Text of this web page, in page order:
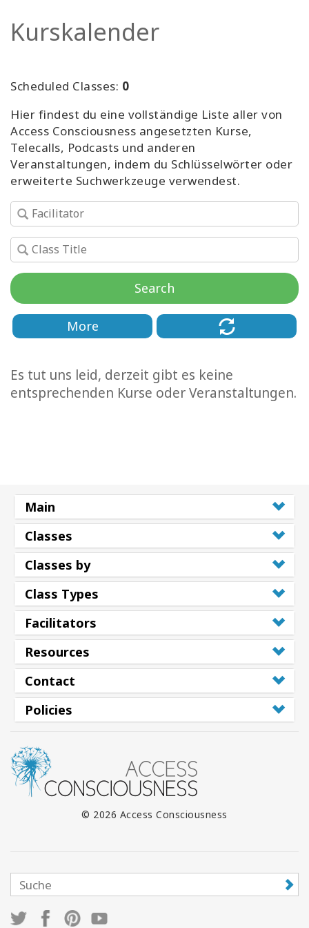
More
Neuigkeiten
KONTAKT
Kurskalender
Scheduled Classes: 0
Hier findest du eine vollständige Liste aller von
Access Consciousness angesetzten Kurse,
Telecalls, Podcasts und anderen
Veranstaltungen, indem du Schlüsselwörter oder
erweiterte Suchwerkzeuge verwendest.
Search
More
Es tut uns leid, derzeit gibt es keine
entsprechenden Kurse oder Veranstaltungen.
Main
Classes
Classes by
Class Types
Facilitators
Resources
Contact
Policies
© 2026 Access Consciousness